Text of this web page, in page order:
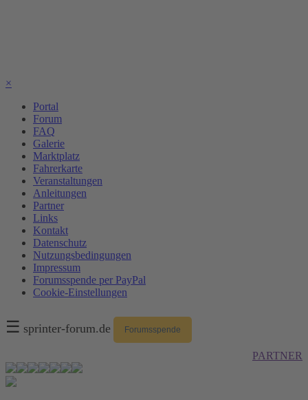
×
Portal
Forum
FAQ
Galerie
Marktplatz
Fahrerkarte
Veranstaltungen
Anleitungen
Partner
Links
Kontakt
Datenschutz
Nutzungsbedingungen
Impressum
Forumsspende per PayPal
Cookie-Einstellungen
☰ sprinter-forum.de Forumsspende
PARTNER